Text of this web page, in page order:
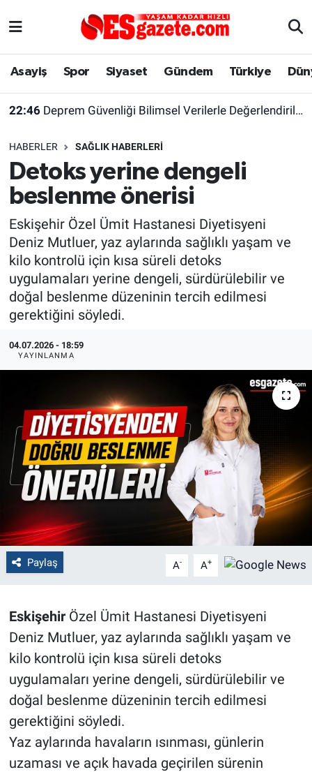
Asayiş Spor Siyaset Gündem Türkiye
22:46 Deprem Güvenliği Bilimsel Verilerle Değerlendirilmeli
HABERLER SAĞLIK HABERLERI
Detoks yerine dengeli
beslenme önerisi
Eskişehir Özel Ümit Hastanesi Diyetisyeni
Deniz Mutluer, yaz aylarında sağlıklı yaşam ve
kilo kontrolü için kısa süreli detoks
uygulamaları yerine dengeli, sürdürülebilir ve
doğal beslenme düzeninin tercih edilmesi
gerektiğini söyledi.
04.07.2026 - 18:59
YAYINLANMA
Paylaş A- A+
EskişehirÖzel Ümit Hastanesi Diyetisyeni
Deniz Mutluer, yaz aylarında sağlıklı yaşam ve
kilo kontrolü için kısa süreli detoks
uygulamaları yerine dengeli, sürdürülebilir ve
doğal beslenme düzeninin tercih edilmesi
gerektiğini söyledi.
Yaz aylarında havaların ısınması, günlerin
uzaması ve açık havada geçirilen sürenin
Asayiş
Gündem
Türkiye
Dünya
Sağlık
Alış-Veriş/İş dünyası
Yaşam
Eskişehirspor Arşivi
Eskişehir Arşivi
Röportaj
Ekonomi
Kültür Sanat
Politika
Bilecik
Kütahya
Gezi
Genel
Çevre
Yerel
Bilim ve Teknoloji
Eskişehir Nöbetçi Eczaneler
Süper Lig Puan Durumu ve Fikstür
Tüm Manşetler
Son Dakika Haberleri
Haber Arşivi